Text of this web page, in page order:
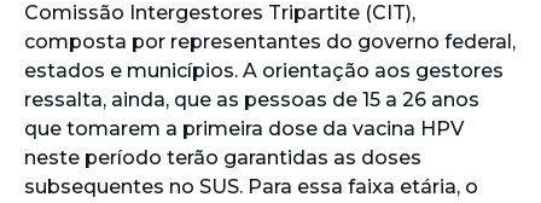
Comissão Intergestores Tripartite (CIT),
composta por representantes do governo federal,
estados e municípios. A orientação aos gestores
ressalta, ainda, que as pessoas de 15 a 26 anos
que tomarem a primeira dose da vacina HPV
neste período terão garantidas as doses
subsequentes no SUS. Para essa faixa etária, o